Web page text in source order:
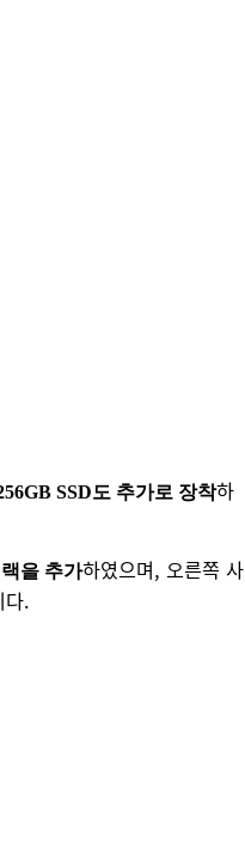
SSD도 추가로 장착하
을 추가하였으며, 오른쪽 사
다.